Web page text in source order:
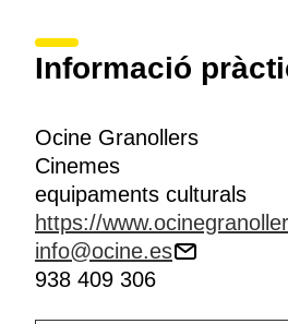
Informació
Ocine Granollers
Cinemes
equipaments culturals
https://
info@ocine.es
938 409 306